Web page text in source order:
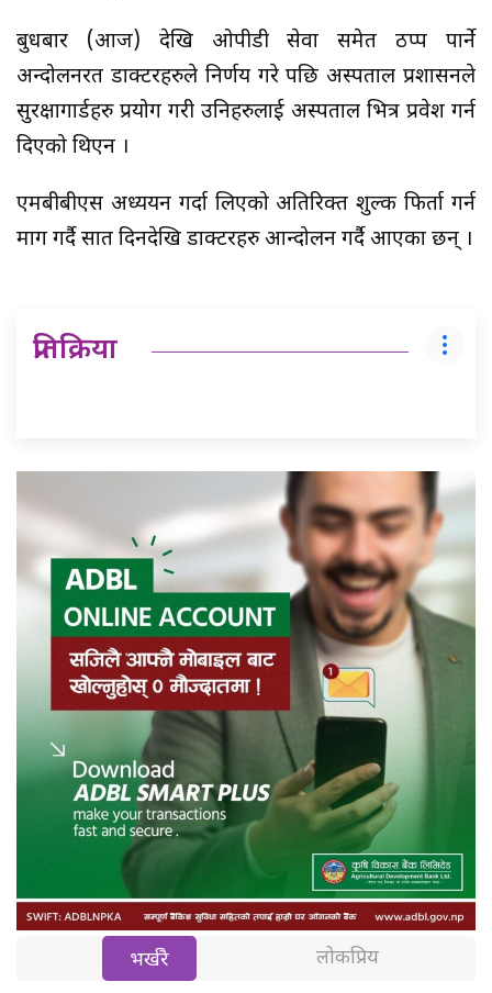
बुधबार (आज) देखि ओपीडी सेवा समेत ठप्प पार्ने
अन्दोलनरत डाक्टरहरुले निर्णय गरे पछि अस्पताल प्रशासनले
सुरक्षागार्डहरु प्रयोग गरी उनिहरुलाई अस्पताल भित्र प्रवेश गर्न
दिएको थिएन ।
एमबीबीएस अध्ययन गर्दा लिएको अतिरिक्त शुल्क फिर्ता गर्न
माग गर्दै सात दिनदेखि डाक्टरहरु आन्दोलन गर्दै आएका छन् ।
प्रतिक्रिया
भर्खरै लोकप्रिय